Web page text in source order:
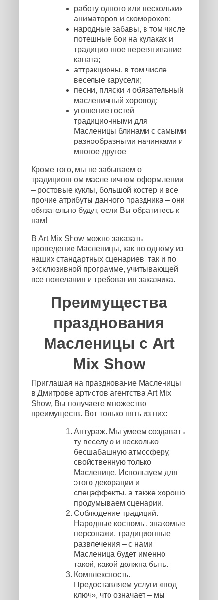
работу одного или нескольких
аниматоров и скоморохов;
народные забавы, в том числе
потешные бои на кулаках и
традиционное перетягивание
каната;
аттракционы, в том числе
веселые карусели;
песни, пляски и обязательный
масленичный хоровод;
угощение гостей
традиционными для
Масленицы блинами с самыми
разнообразными начинками и
многое другое.
Кроме того, мы не забываем о
традиционном масленичном оформлении
– ростовые куклы, большой костер и все
прочие атрибуты данного праздника – они
обязательно будут, если Вы обратитесь к
нам!
В Art Mix Show можно заказать
проведение Масленицы, как по одному из
наших стандартных сценариев, так и по
эксклюзивной программе, учитывающей
все пожелания и требования заказчика.
Преимущества
празднования
Масленицы с Art
Mix Show
Приглашая на празднование Масленицы
в Дмитрове артистов агентства Art Mix
Show, Вы получаете множество
преимуществ. Вот только пять из них:
Антураж. Мы умеем создавать
ту веселую и несколько
бесшабашную атмосферу,
свойственную только
Масленице. Используем для
этого декорации и
спецэффекты, а также хорошо
продумываем сценарии.
Соблюдение традиций.
Народные костюмы, знакомые
персонажи, традиционные
развлечения – с нами
Масленица будет именно
такой, какой должна быть.
Комплексность.
Предоставляем услуги «под
ключ», что означает – мы